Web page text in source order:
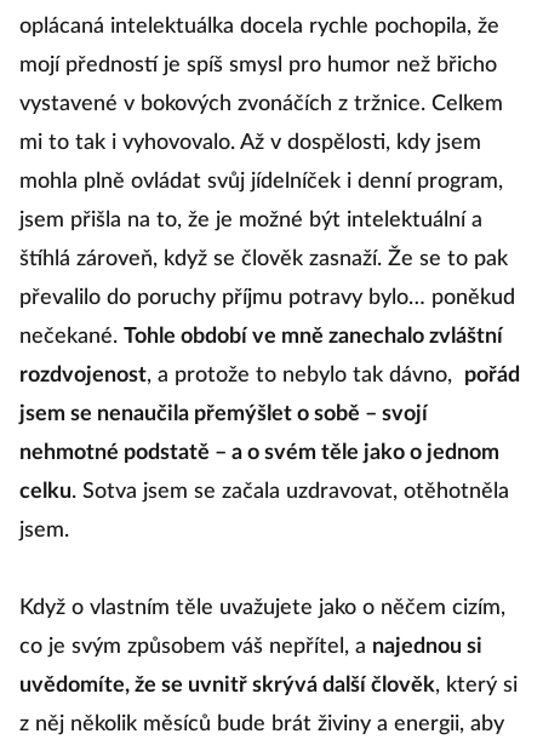
oplácaná intelektuálka docela rychle pochopila, že
mojí předností je spíš smysl pro humor než břicho
vystavené v bokových zvonáčích z tržnice. Celkem
mi to tak i vyhovovalo. Až v dospělosti, kdy jsem
mohla plně ovládat svůj jídelníček i denní program,
jsem přišla na to, že je možné být intelektuální a
štíhlá zároveň, když se člověk zasnaží. Že se to pak
převalilo do poruchy příjmu potravy bylo… poněkud
nečekané. Tohle období ve mně zanechalo zvláštní
rozdvojenost, a protože to nebylo tak dávno,
pořád
jsem se nenaučila přemýšlet o sobě – svojí
nehmotné podstatě – a o svém těle jako o jednom
celku. Sotva jsem se začala uzdravovat, otěhotněla
jsem.
Když o vlastním těle uvažujete jako o něčem cizím,
co je svým způsobem váš nepřítel, a najednou si
uvědomíte, že se uvnitř skrývá další člověk, který si
z něj několik měsíců bude brát živiny a energii, aby